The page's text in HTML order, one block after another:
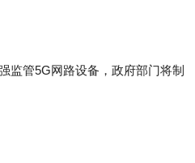
监管5G网路设备，政府部门将制